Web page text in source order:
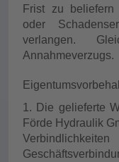
Frist zu beliefern
oder
verlangen.
Annahmeverzugs.
1. Die gelieferte
Förde Hydraulik